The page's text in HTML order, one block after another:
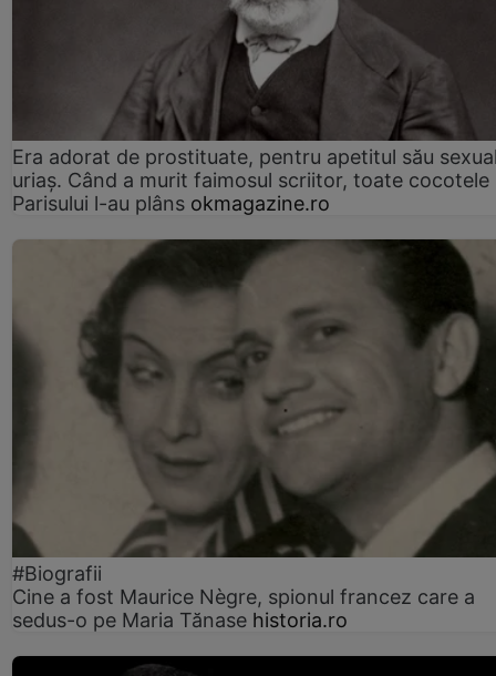
Era adorat de prostituate, pentru apetitul său
uriaș. Când a murit faimosul scriitor, toate cocotele
Parisului l-au plâns okmagazine.ro
#Biografii
Cine a fost Maurice Nègre, spionul francez care a
sedus-o pe Maria Tănase historia.ro